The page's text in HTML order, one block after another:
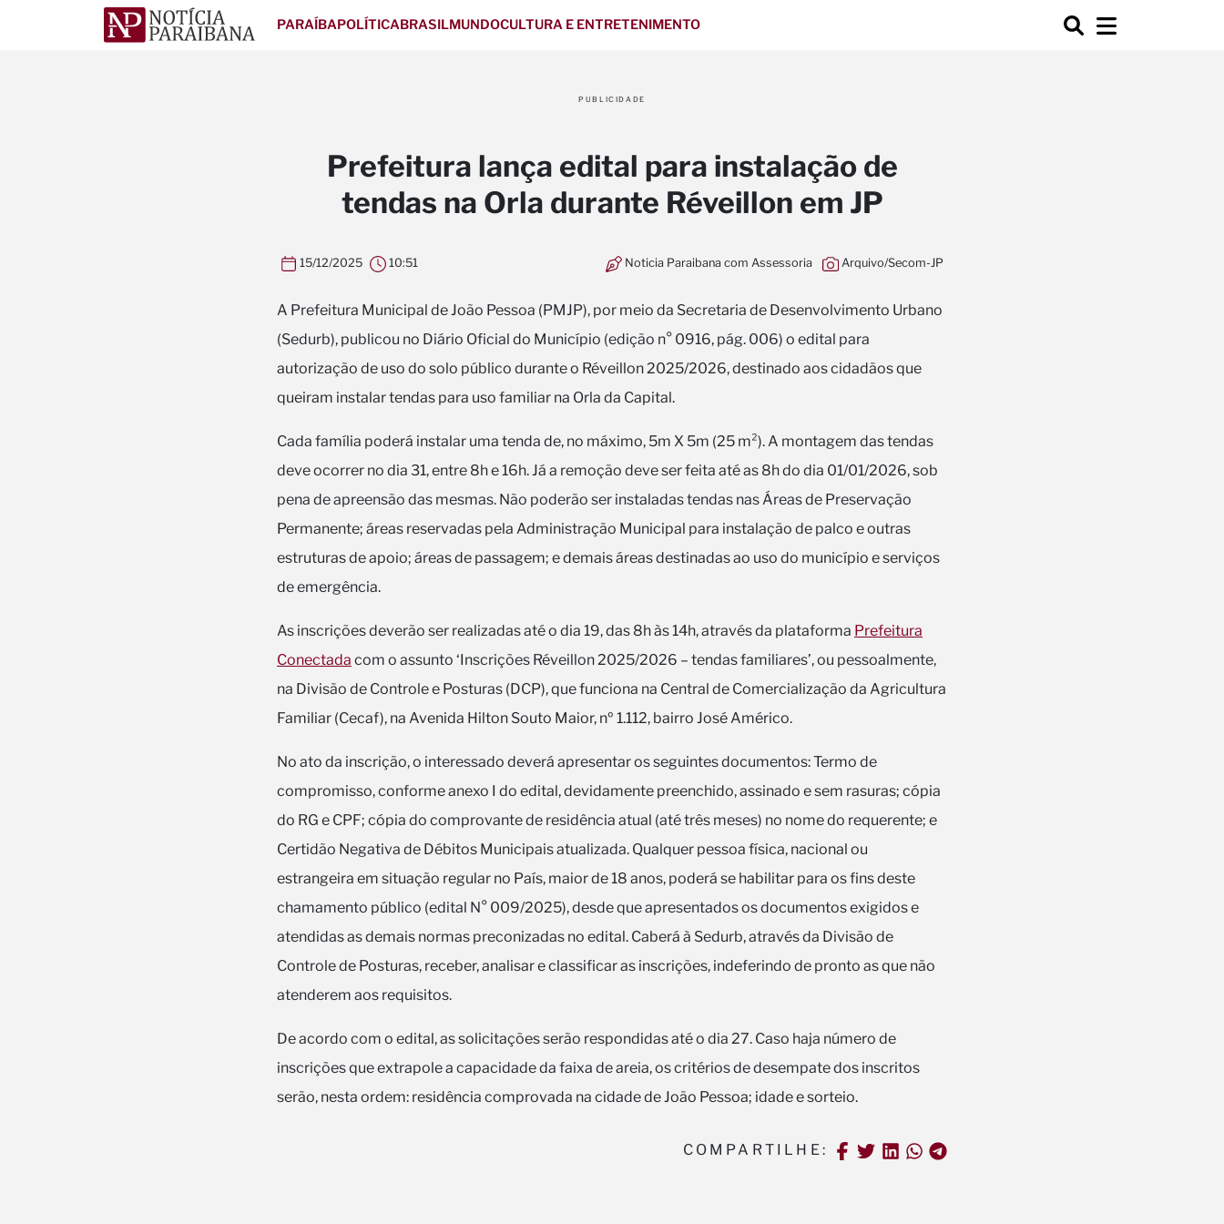
PARAÍBAPOLÍTICABRASILMUNDOCULTURA E ENTRETENIMENTO
PUBLICIDADE
Prefeitura lança edital para instalação de
tendas na Orla durante Réveillon em JP
15/12/2025 10:51 Noticia Paraibana com Assessoria Arquivo/Secom-JP
A Prefeitura Municipal de João Pessoa (PMJP), por meio da Secretaria de Desenvolvimento Urbano
(Sedurb), publicou no Diário Oficial do Município (edição n° 0916, pág. 006) o edital para
autorização de uso do solo público durante o Réveillon 2025/2026, destinado aos cidadãos que
queiram instalar tendas para uso familiar na Orla da Capital.
Cada família poderá instalar uma tenda de, no máximo, 5m X 5m (25 m²). A montagem das tendas
deve ocorrer no dia 31, entre 8h e 16h. Já a remoção deve ser feita até as 8h do dia 01/01/2026, sob
pena de apreensão das mesmas. Não poderão ser instaladas tendas nas Áreas de Preservação
Permanente; áreas reservadas pela Administração Municipal para instalação de palco e outras
estruturas de apoio; áreas de passagem; e demais áreas destinadas ao uso do município e serviços
de emergência.
As inscrições deverão ser realizadas até o dia 19, das 8h às 14h, através da plataforma Prefeitura
Conectada com o assunto ‘Inscrições Réveillon 2025/2026 – tendas familiares’, ou pessoalmente,
na Divisão de Controle e Posturas (DCP), que funciona na Central de Comercialização da Agricultura
Familiar (Cecaf), na Avenida Hilton Souto Maior, nº 1.112, bairro José Américo.
No ato da inscrição, o interessado deverá apresentar os seguintes documentos: Termo de
compromisso, conforme anexo I do edital, devidamente preenchido, assinado e sem rasuras; cópia
do RG e CPF; cópia do comprovante de residência atual (até três meses) no nome do requerente; e
Certidão Negativa de Débitos Municipais atualizada. Qualquer pessoa física, nacional ou
estrangeira em situação regular no País, maior de 18 anos, poderá se habilitar para os fins deste
chamamento público (edital N° 009/2025), desde que apresentados os documentos exigidos e
atendidas as demais normas preconizadas no edital. Caberá à Sedurb, através da Divisão de
Controle de Posturas, receber, analisar e classificar as inscrições, indeferindo de pronto as que não
atenderem aos requisitos.
De acordo com o edital, as solicitações serão respondidas até o dia 27. Caso haja número de
inscrições que extrapole a capacidade da faixa de areia, os critérios de desempate dos inscritos
serão, nesta ordem: residência comprovada na cidade de João Pessoa; idade e sorteio.
COMPARTILHE: